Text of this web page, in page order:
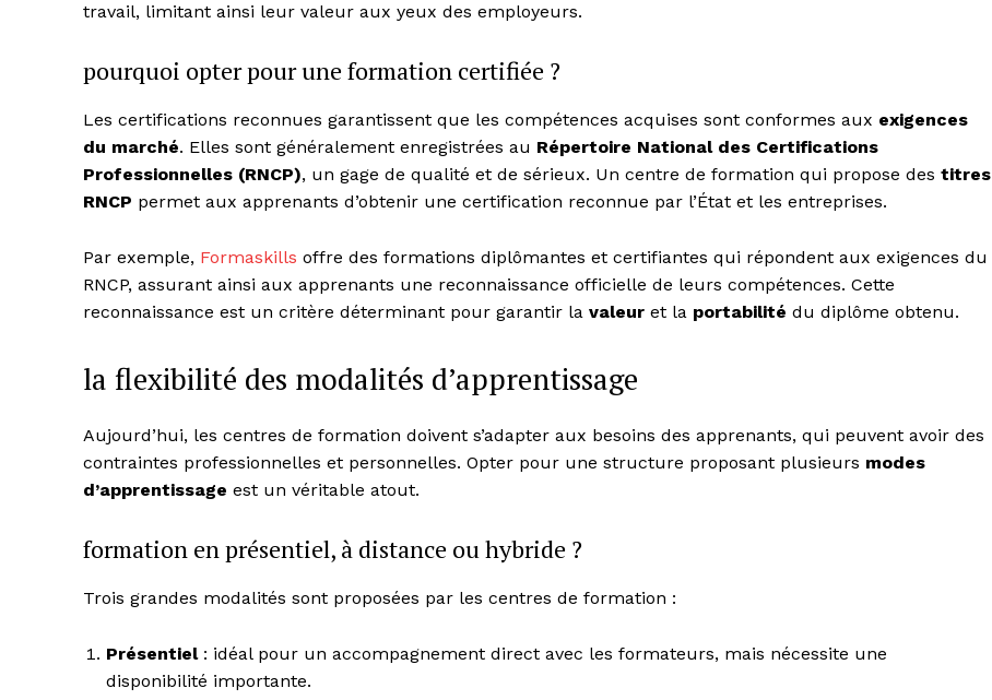
News Week
travail, limitant ainsi leur valeur aux yeux des employeurs.
pourquoi opter pour une formation certifiée ?
Les certifications reconnues garantissent que les compétences acquises sont conformes aux exigences
du marché. Elles sont généralement enregistrées au Répertoire National des Certifications
Professionnelles (RNCP), un gage de qualité et de sérieux. Un centre de formation qui propose des titres
RNCP permet aux apprenants d’obtenir une certification reconnue par l’État et les entreprises.
Par exemple, Formaskills offre des formations diplômantes et certifiantes qui répondent aux exigences du
RNCP, assurant ainsi aux apprenants une reconnaissance officielle de leurs compétences. Cette
reconnaissance est un critère déterminant pour garantir la valeur et la portabilité du diplôme obtenu.
la flexibilité des modalités d’apprentissage
Aujourd’hui, les centres de formation doivent s’adapter aux besoins des apprenants, qui peuvent avoir des
contraintes professionnelles et personnelles. Opter pour une structure proposant plusieurs modes
d’apprentissage est un véritable atout.
formation en présentiel, à distance ou hybride ?
Trois grandes modalités sont proposées par les centres de formation :
Présentiel: idéal pour un accompagnement direct avec les formateurs, mais nécessite une
disponibilité importante.